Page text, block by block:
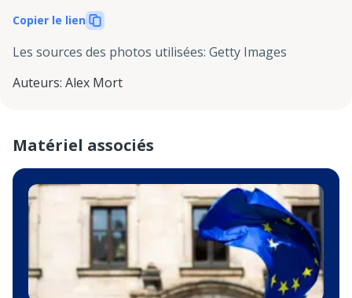
Copier le lien
Les sources des photos utilisées: Getty Images
Auteurs: Alex Mort
Matériel associés